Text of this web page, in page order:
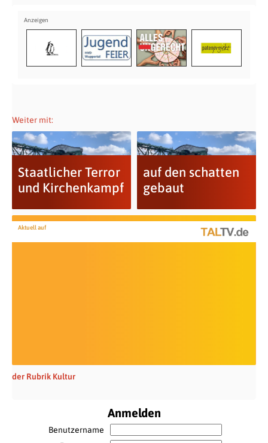
Weiter mit:
Staatlicher Terror
und Kirchenkampf
auf den schatten
gebaut
Aktuell auf
der Rubrik Kultur
Anmelden
Benutzername